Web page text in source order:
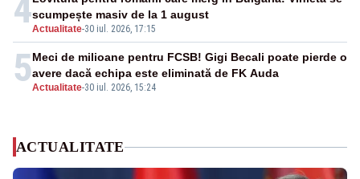
4Actualitate-30 iul. 2026, 17:15
scumpește masiv de la 1 august
5Actualitate-30 iul. 2026, 15:24
Meci de milioane pentru FCSB! Gigi Becali poate pierde o
avere dacă echipa este eliminată de FK Auda
ACTUALITATE